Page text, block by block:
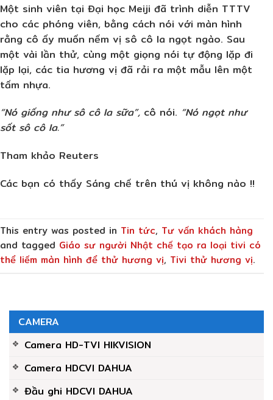
CAMERA
Camera HD-TVI HIKVISION
Camera HDCVI DAHUA
Đầu ghi HDCVI DAHUA
Một sinh viên tại Đại học Meiji đã trình diễn TTTV
cho các phóng viên, bằng cách nói với màn hình
rằng cô ấy muốn nếm vị sô cô la ngọt ngào. Sau
một vài lần thử, cùng một giọng nói tự động lặp đi
lặp lại, các tia hương vị đã rải ra một mẫu lên một
tấm nhựa.
“Nó giống như sô cô la sữa”, cô nói. “Nó ngọt như
sốt sô cô la.”
Tham khảo Reuters
Các bạn có thấy Sáng chế trên thú vị không nào !!
This entry was posted in Tin tức, Tư vấn khách hàng
and tagged Giáo sư người Nhật chế tạo ra loại tivi có
thể liếm màn hình để thử hương vị, Tivi thử hương vị.